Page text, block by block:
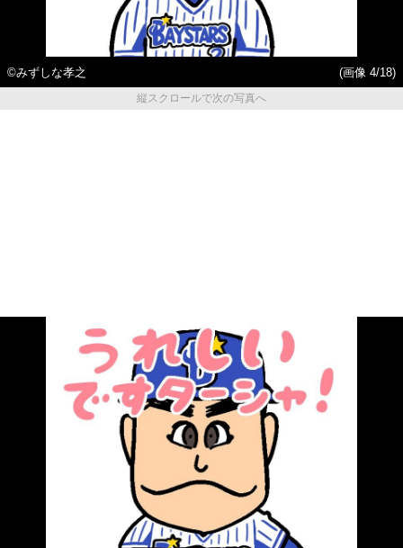
©みずしな孝之
(画像 4/18)
縦スクロールで次の写真へ